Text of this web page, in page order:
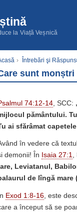
la Viață Veșnică
› Întrebări şi
sunt
74:12-14, SCC:
pământului.
ai sfărâmat
în vedere că
demonii! În
Isaia 27:1,
Leviatanul,
de lîngă mare
În Exod 1:8-16 , este
a început să se